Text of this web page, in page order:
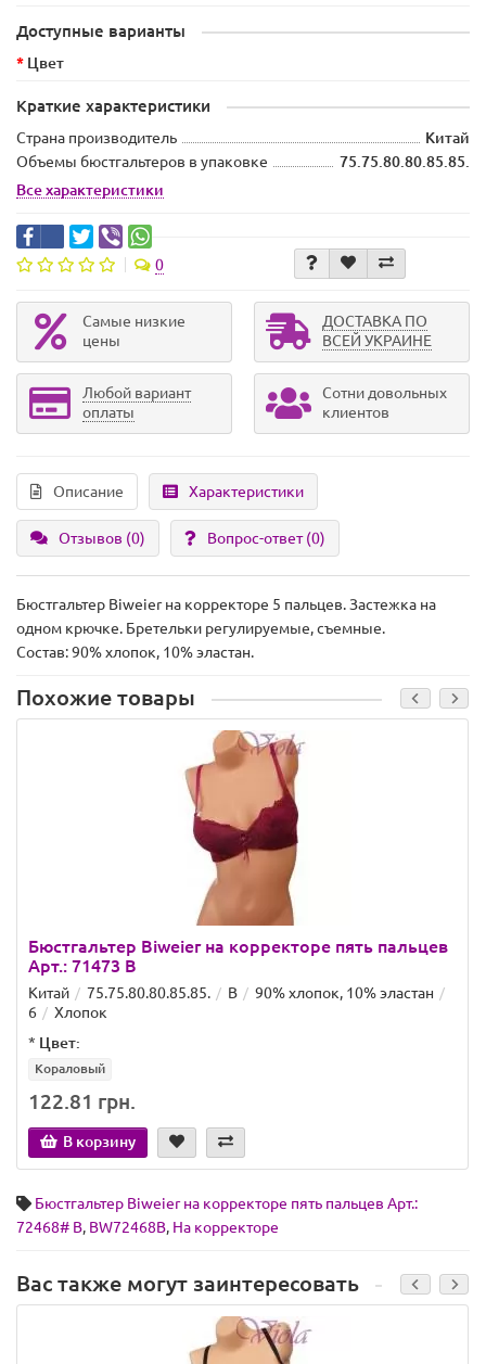
Доступные варианты
Цвет
Краткие характеристики
Страна производитель
Китай
Объемы бюстгальтеров в упаковке
75.75.80.80.85.85.
Все характеристики
0
Самые низкие
цены
ДОСТАВКА ПО
ВСЕЙ УКРАИНЕ
Любой вариант
оплаты
Сотни довольных
клиентов
Описание Характеристики
Отзывов (0) Вопрос-ответ(0)
Бюстгальтер Biweier на корректоре 5 пальцев. Застежка на
одном крючке. Бретельки регулируемые, съемные.
Состав: 90% хлопок, 10% эластан.
Похожие товары
Бюстгальтер Biweier на корректоре пять пальцев
Арт.: 71473 B
Китай 75.75.80.80.85.85. B
90% хлопок, 10% эластан
6
Хлопок
* Цвет:
Кораловый
122.81 грн.
В корзину
Бюстгальтер Biweier на корректоре пять пальцев Арт.:
72468# B, BW72468B, На корректоре
Вас также могут заинтересовать